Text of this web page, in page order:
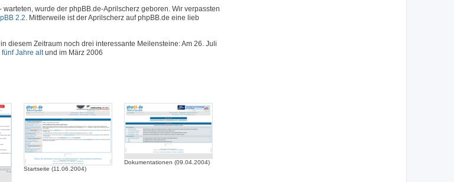
wurde der phpBB.de-Aprilscherz geboren. Wir verpassten
2.2. Mittlerweile ist der Aprilscherz auf phpBB.de eine lieb
diesem Zeitraum noch drei interessante Meilensteine: Am 26. Juli
Jahre altund im März 2006
Startseite (11.06.2004)
Dokumentationen (09.04.2004)